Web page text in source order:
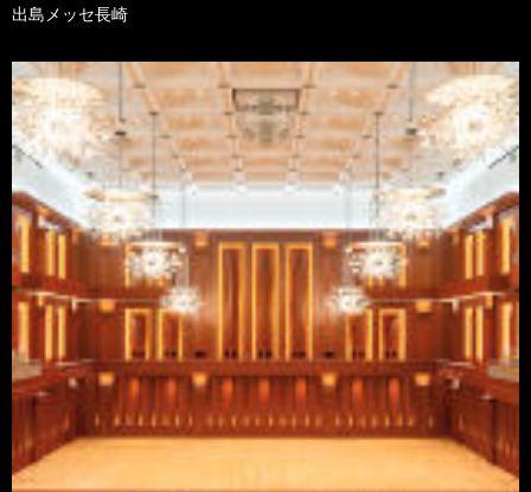
出島メッセ長崎